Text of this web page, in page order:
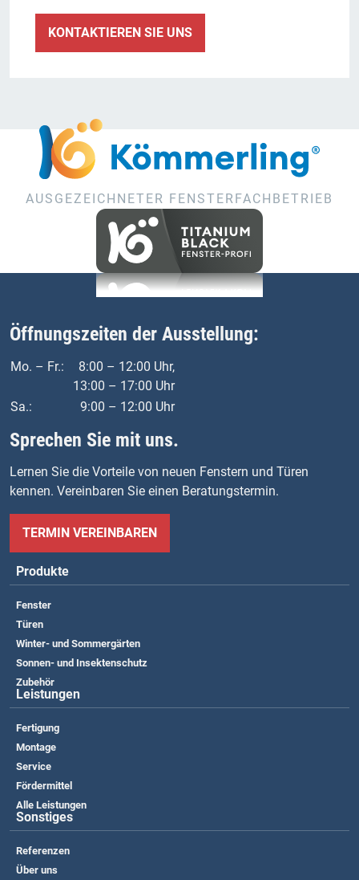
KONTAKTIEREN SIE UNS
AUSGEZEICHNETER FENSTERFACHBETRIEB
Öffnungszeiten der Ausstellung:
Mo. – Fr.:
8:00 – 12:00 Uhr,
13:00 – 17:00 Uhr
Sa.:
9:00 – 12:00 Uhr
Sprechen Sie mit uns.
Lernen Sie die Vorteile von neuen Fenstern und Türen
kennen. Vereinbaren Sie einen Beratungstermin.
TERMIN VEREINBAREN
Produkte
Fenster
Türen
Winter- und Sommergärten
Sonnen- und Insektenschutz
Zubehör
Leistungen
Fertigung
Montage
Service
Fördermittel
Alle Leistungen
Sonstiges
Referenzen
Über uns